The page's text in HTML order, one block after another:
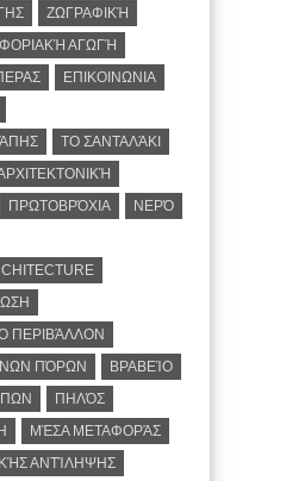
ΖΩΓΡΑΦΙΚΉ
ΑΓΩΓΉ
ΕΠΙΚΟΙΝΩΝΙΑ
ΤΟ ΣΑΝΤΑΛΆΚΙ
ΠΡΩΤΟΒΡΌΧΙΑ
ΝΕΡΌ
ΠΕΡΙΒΆΛΛΟΝ
ΠΌΡΩΝ
ΒΡΑΒΕΊΟ
ΠΗΛΌΣ
ΜΈΣΑ ΜΕΤΑΦΟΡΆΣ
ΑΝΤΊΛΗΨΗΣ